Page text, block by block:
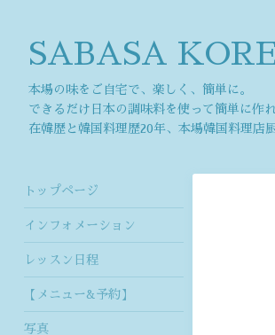
SABASA
本場の味をご自宅で、楽しく、簡単に。
できるだけ日本の調味料を使って簡単に作
在韓歴と韓国料理歴20年、本場韓国料理店
トップページ
インフォメーション
レッスン日程
【メニュー&予約】
写真